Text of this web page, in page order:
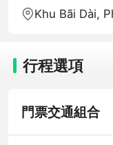
Khu Bãi Dài,
行程選項
門票交通組合